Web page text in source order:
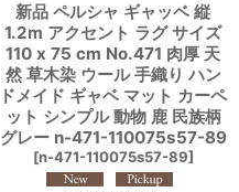
新品 ペルシャ ギャッベ 縦
1.2m アクセント ラグ サイズ
110 x 75 cm No.471 肉厚 天
然 草木染 ウール 手織り ハン
ドメイド ギャベ マット カーペ
ット シンプル 動物 鹿 民族柄
グレー n-471-110075s57-89
[n-471-110075s57-89]